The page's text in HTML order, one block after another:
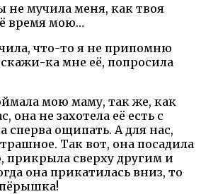
мучила меня, как твоя
время мою…
что-то я не припомню
ка мне её, попросила
мою маму, так же, как
она не захотела её есть с
сперва ощипать. А для нас,
Так вот, она посадила
прикрыла сверху другим и
она прикатилась вниз, то